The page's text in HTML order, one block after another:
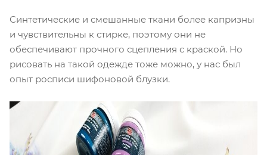
Синтетические и смешанные ткани более капризны
и чувствительны к стирке, поэтому они не
обеспечивают прочного сцепления с краской. Но
рисовать на такой одежде тоже можно, у нас был
опыт росписи шифоновой блузки.